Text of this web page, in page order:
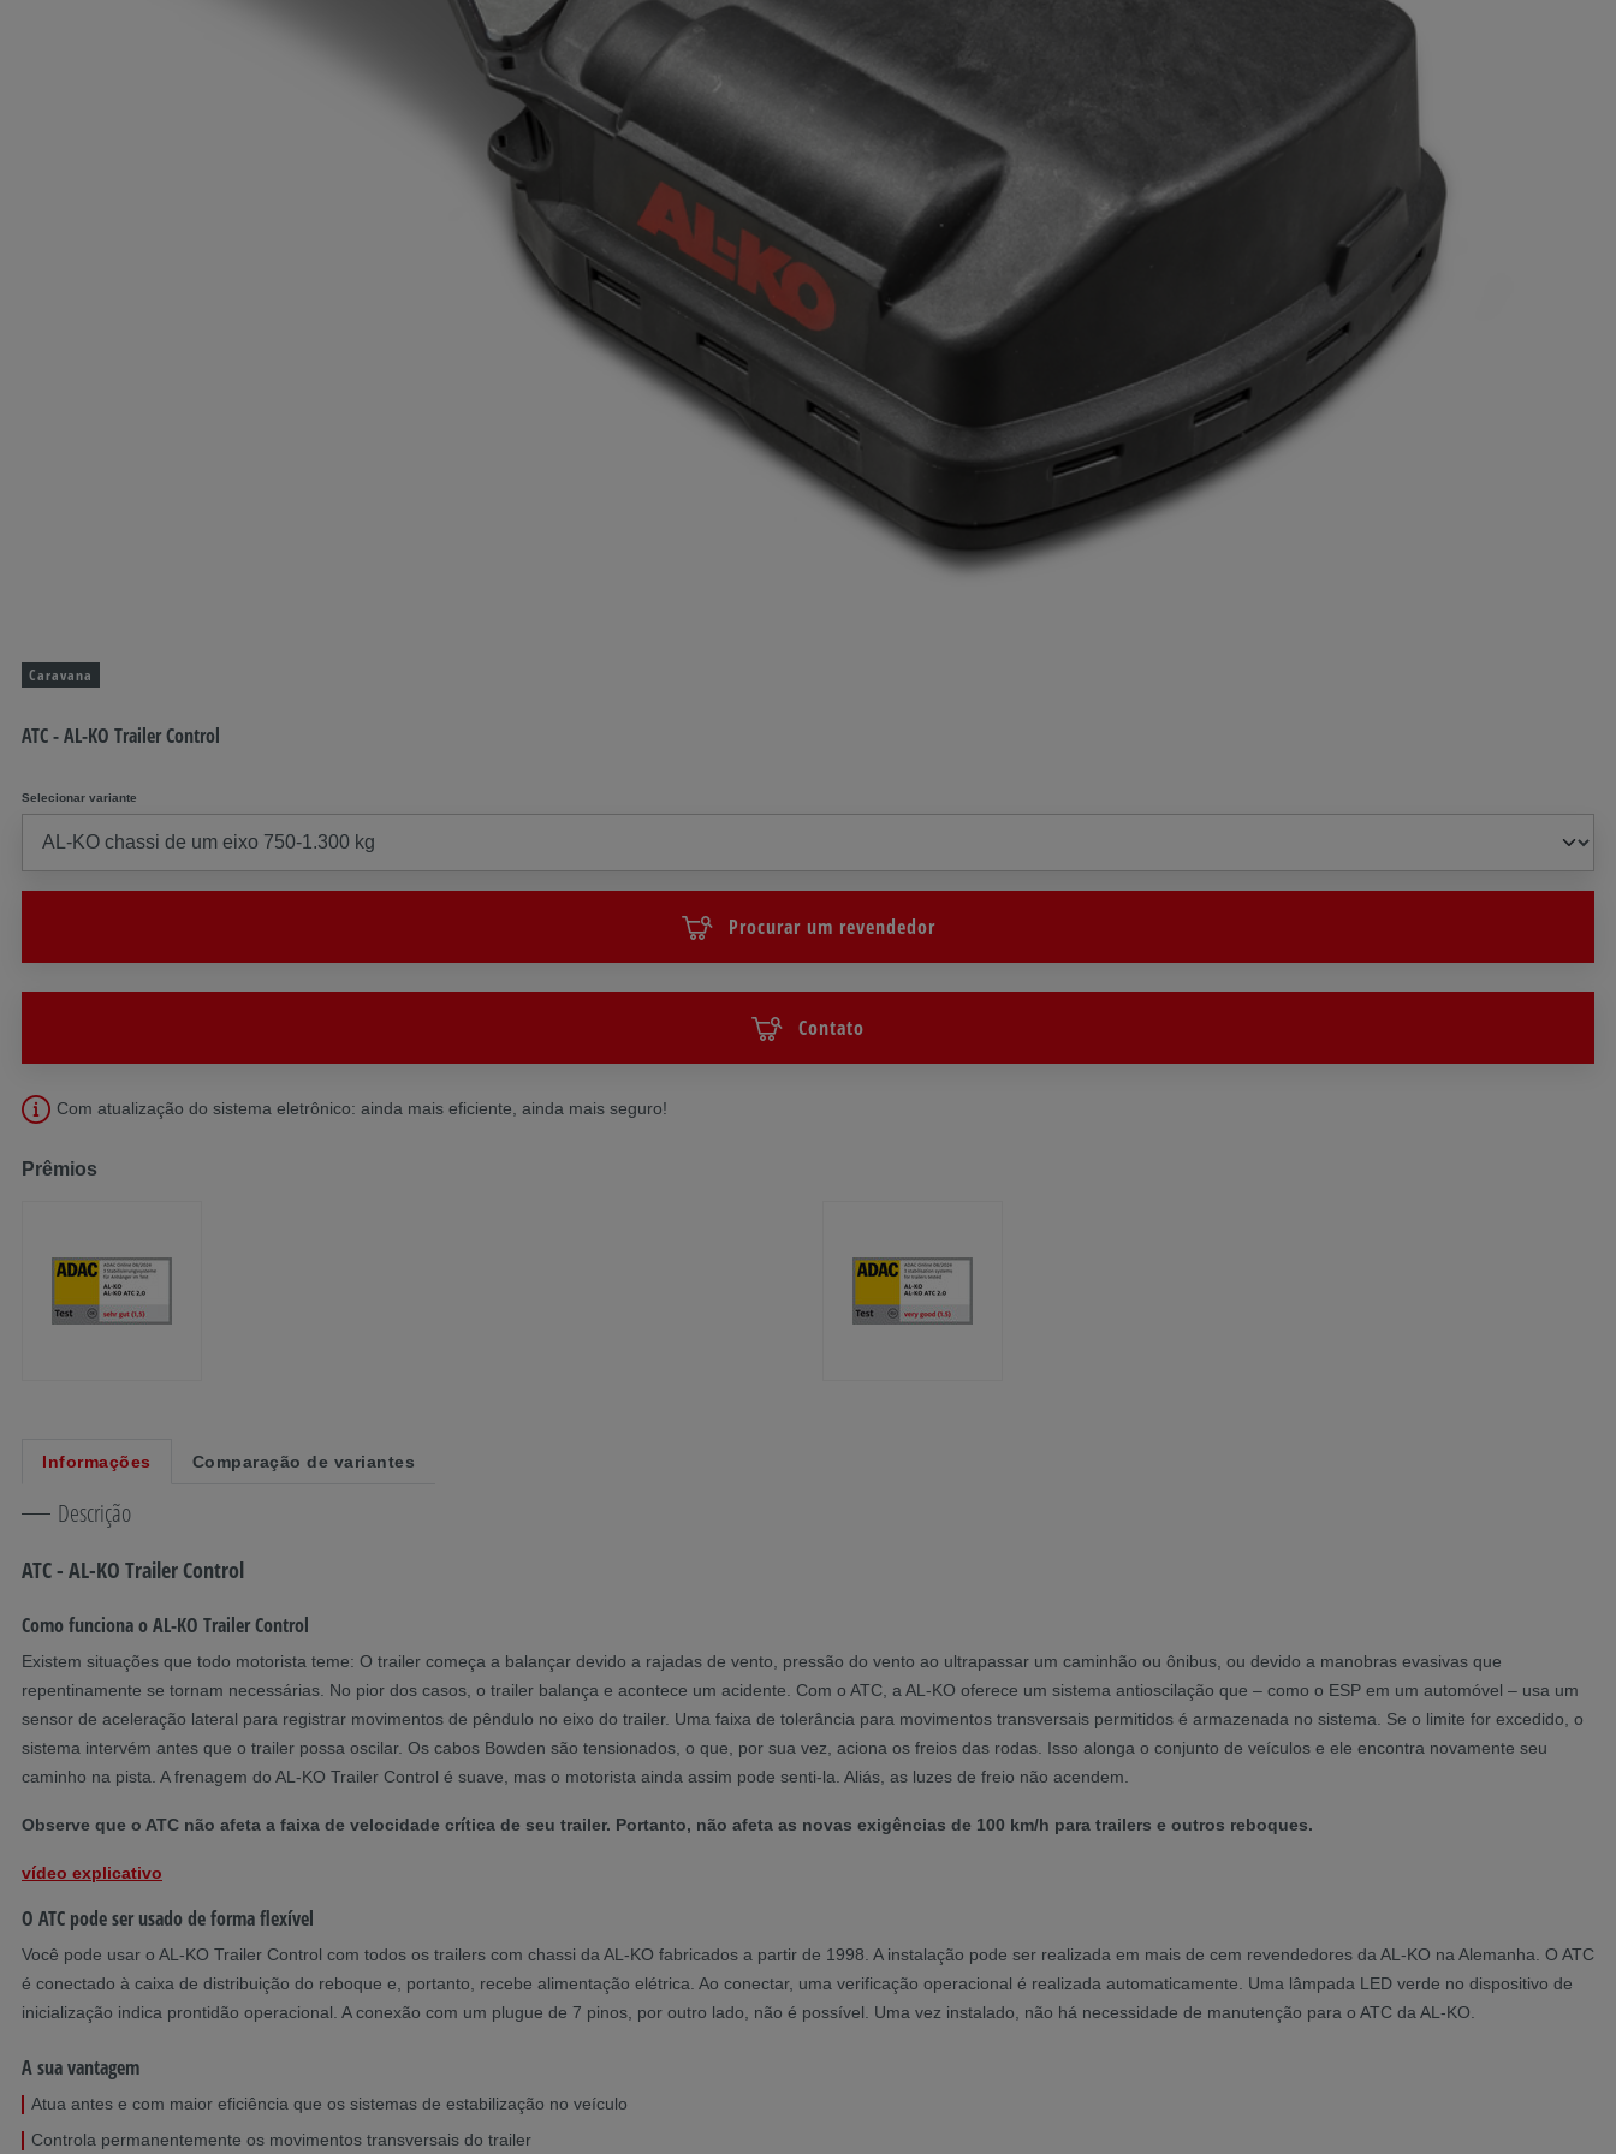
Caravana
ATC - AL-KO Trailer Control
Selecionar variante
Procurar um revendedor
Contato
Com atualização do sistema eletrônico: ainda mais eficiente, ainda mais seguro!
Prêmios
Informações Comparação de variantes
Descrição
ATC - AL-KO Trailer Control
Como funciona o AL-KO Trailer Control
Existem situações que todo motorista teme: O trailer começa a balançar devido a rajadas de vento, pressão do vento ao ultrapassar um caminhão ou ônibus, ou devido a manobras evasivas que
repentinamente se tornam necessárias. No pior dos casos, o trailer balança e acontece um acidente. Com o ATC, a AL-KO oferece um sistema antioscilação que – como o ESP em um automóvel – usa um
sensor de aceleração lateral para registrar movimentos de pêndulo no eixo do trailer. Uma faixa de tolerância para movimentos transversais permitidos é armazenada no sistema. Se o limite for excedido, o
sistema intervém antes que o trailer possa oscilar. Os cabos Bowden são tensionados, o que, por sua vez, aciona os freios das rodas. Isso alonga o conjunto de veículos e ele encontra novamente seu
caminho na pista. A frenagem do AL-KO Trailer Control é suave, mas o motorista ainda assim pode senti-la. Aliás, as luzes de freio não acendem.
Observe que o ATC não afeta a faixa de velocidade crítica de seu trailer. Portanto, não afeta as novas exigências de 100 km/h para trailers e outros reboques.
vídeo explicativo
O ATC pode ser usado de forma flexível
Você pode usar o AL-KO Trailer Control com todos os trailers com chassi da AL-KO fabricados a partir de 1998. A instalação pode ser realizada em mais de cem revendedores da AL-KO na Alemanha. O ATC
é conectado à caixa de distribuição do reboque e, portanto, recebe alimentação elétrica. Ao conectar, uma verificação operacional é realizada automaticamente. Uma lâmpada LED verde no dispositivo de
inicialização indica prontidão operacional. A conexão com um plugue de 7 pinos, por outro lado, não é possível. Uma vez instalado, não há necessidade de manutenção para o ATC da AL-KO.
A sua vantagem
Atua antes e com maior eficiência que os sistemas de estabilização no veículo
Controla permanentemente os movimentos transversais do trailer